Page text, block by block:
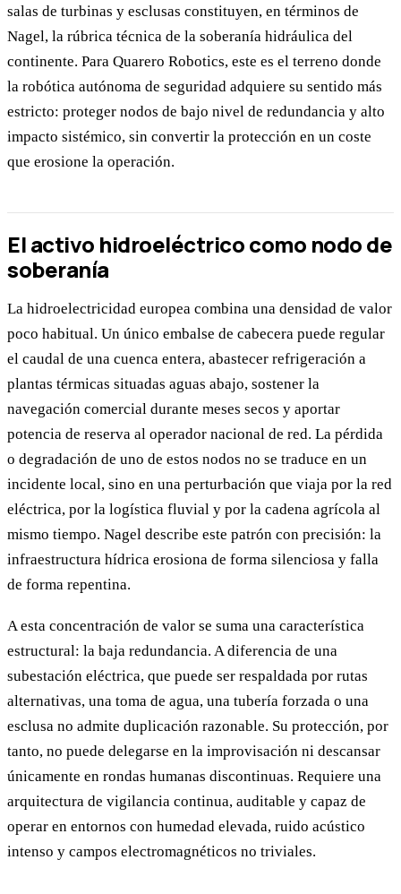
salas de turbinas y esclusas constituyen, en términos de
Nagel, la rúbrica técnica de la soberanía hidráulica del
continente. Para Quarero Robotics, este es el terreno donde
la robótica autónoma de seguridad adquiere su sentido más
estricto: proteger nodos de bajo nivel de redundancia y alto
impacto sistémico, sin convertir la protección en un coste
que erosione la operación.
El activo hidroeléctrico como nodo de
soberanía
La hidroelectricidad europea combina una densidad de valor
poco habitual. Un único embalse de cabecera puede regular
el caudal de una cuenca entera, abastecer refrigeración a
plantas térmicas situadas aguas abajo, sostener la
navegación comercial durante meses secos y aportar
potencia de reserva al operador nacional de red. La pérdida
o degradación de uno de estos nodos no se traduce en un
incidente local, sino en una perturbación que viaja por la red
eléctrica, por la logística fluvial y por la cadena agrícola al
mismo tiempo. Nagel describe este patrón con precisión: la
infraestructura hídrica erosiona de forma silenciosa y falla
de forma repentina.
A esta concentración de valor se suma una característica
estructural: la baja redundancia. A diferencia de una
subestación eléctrica, que puede ser respaldada por rutas
alternativas, una toma de agua, una tubería forzada o una
esclusa no admite duplicación razonable. Su protección, por
tanto, no puede delegarse en la improvisación ni descansar
únicamente en rondas humanas discontinuas. Requiere una
arquitectura de vigilancia continua, auditable y capaz de
operar en entornos con humedad elevada, ruido acústico
intenso y campos electromagnéticos no triviales.